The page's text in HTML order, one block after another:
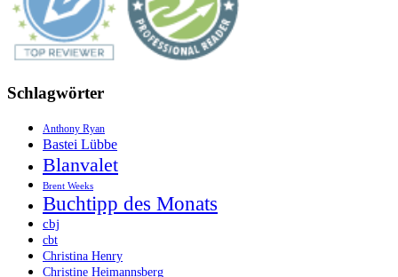
Schlagwörter
Anthony Ryan
Bastei Lübbe
Blanvalet
Brent Weeks
Buchtipp des Monats
cbj
cbt
Christina Henry
Christine Heimannsberg